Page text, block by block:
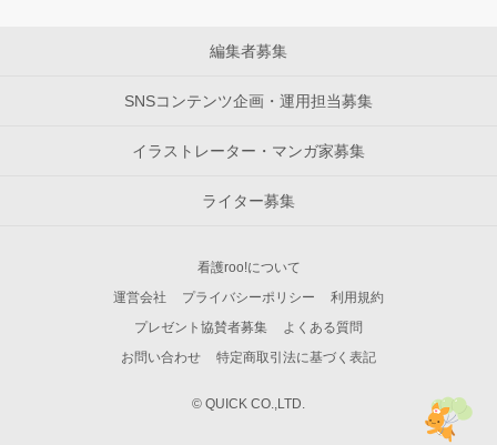
編集者募集
SNSコンテンツ企画・運用担当募集
イラストレーター・マンガ家募集
ライター募集
看護roo!について
運営会社
プライバシーポリシー
利用規約
プレゼント協賛者募集
よくある質問
お問い合わせ
特定商取引法に基づく表記
© QUICK CO.,LTD.